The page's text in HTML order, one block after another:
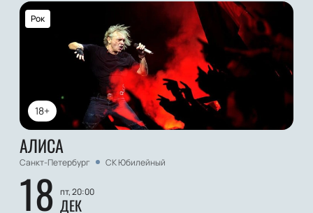
18+
Рок
АЛИСА
Санкт-Петербург СК Юбилейный
18 пт, 20:00
ДЕК